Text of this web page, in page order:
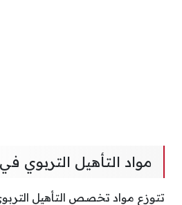
مواد التأهيل التربوي
تتوزع مواد تخصص التأهيل